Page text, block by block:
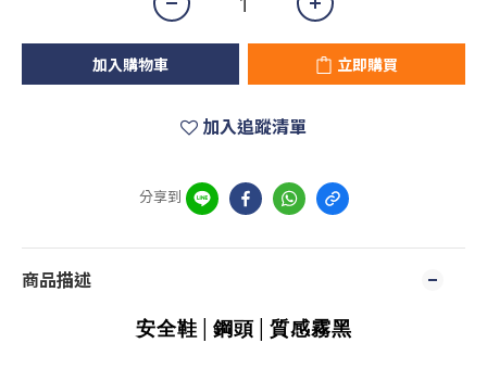
加入購物車 立即購買
加入追蹤清單
分享到
商品描述
安全鞋│鋼頭│質感霧黑